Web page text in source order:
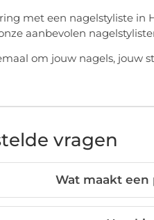
met een nagelstyliste in
aanbevolen
om jouw nagels, jouw
vragen
Wat maakt een